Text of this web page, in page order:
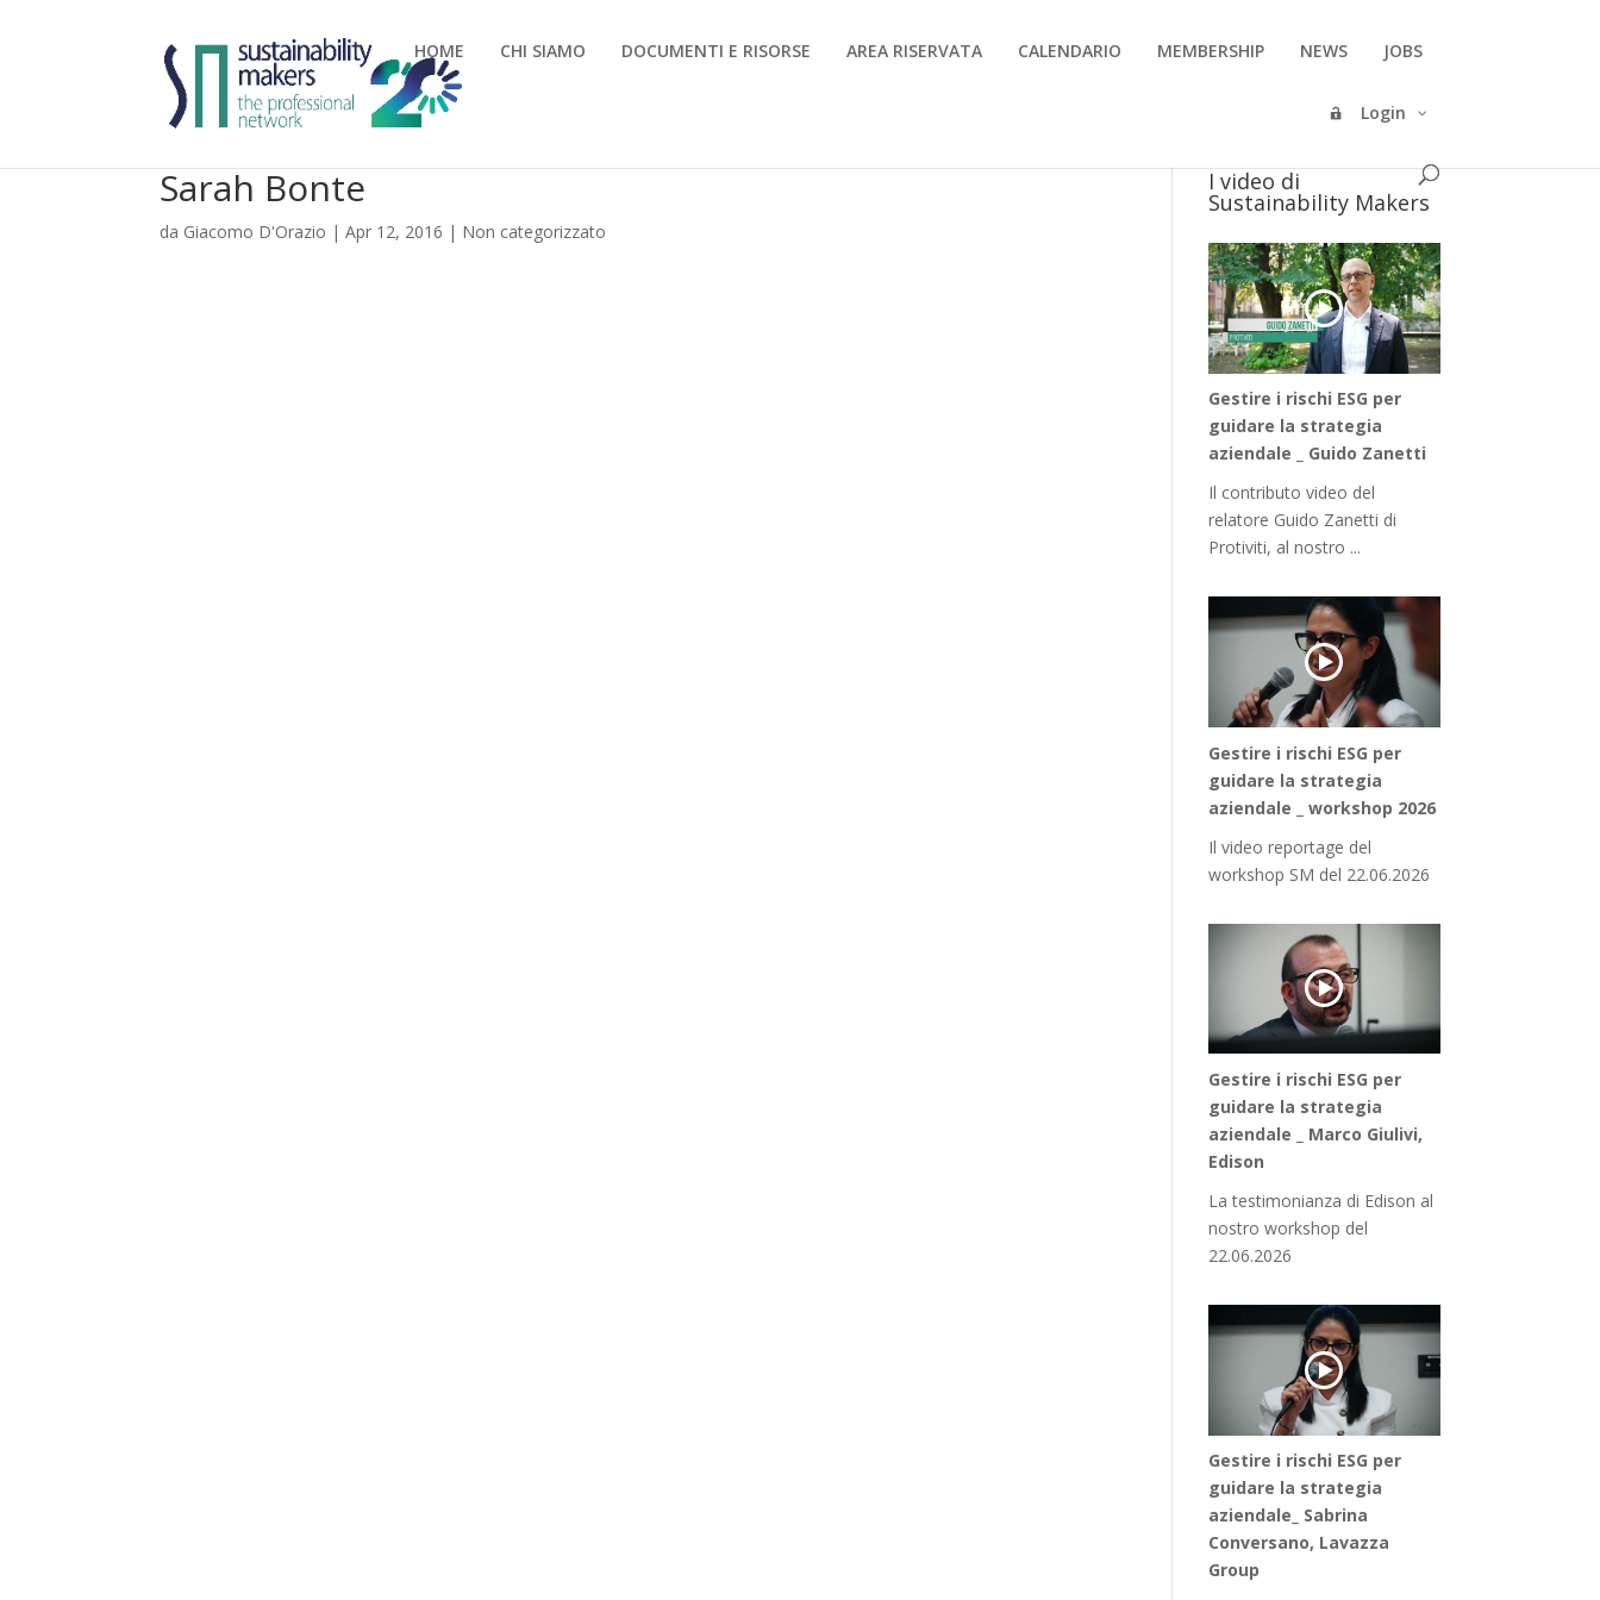
HOME CHI SIAMO DOCUMENTI E RISORSE AREA RISERVATA CALENDARIO MEMBERSHIP NEWS JOBS
Login
Sarah Bonte
da Giacomo D'Orazio |Apr 12, 2016 | Non categorizzato
I video di
Sustainability Makers
Gestire i rischi ESG per
guidare la strategia
aziendale _ Guido Zanetti
Il contributo video del
relatore Guido Zanetti di
Protiviti, al nostro ...
Gestire i rischi ESG per
guidare la strategia
aziendale _ workshop 2026
Il video reportage del
workshop SM del 22.06.2026
Gestire i rischi ESG per
guidare la strategia
aziendale _ Marco Giulivi,
Edison
La testimonianza di Edison al
nostro workshop del
22.06.2026
Gestire i rischi ESG per
guidare la strategia
aziendale_ Sabrina
Conversano, Lavazza
Group